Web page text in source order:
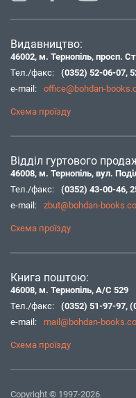
Видавництво:
46002, м. Тернопіль, просп.
Тел./факс:
(0352) 52-06-07,
e-mail:
office@bohdan-
Схема проїзду
Відділ гуртового
46008, м. Тернопіль, вул.
Тел./факс:
(0352) 43-00-46,
e-mail:
zbut@bohdan-
Схема проїзду
Книга поштою:
46008, м. Тернопіль, А/С 529
Тел./факс:
(0352) 51-97-97,
e-mail:
mail@bohdan-
Схема проїзду
Copyright © 1997-2026